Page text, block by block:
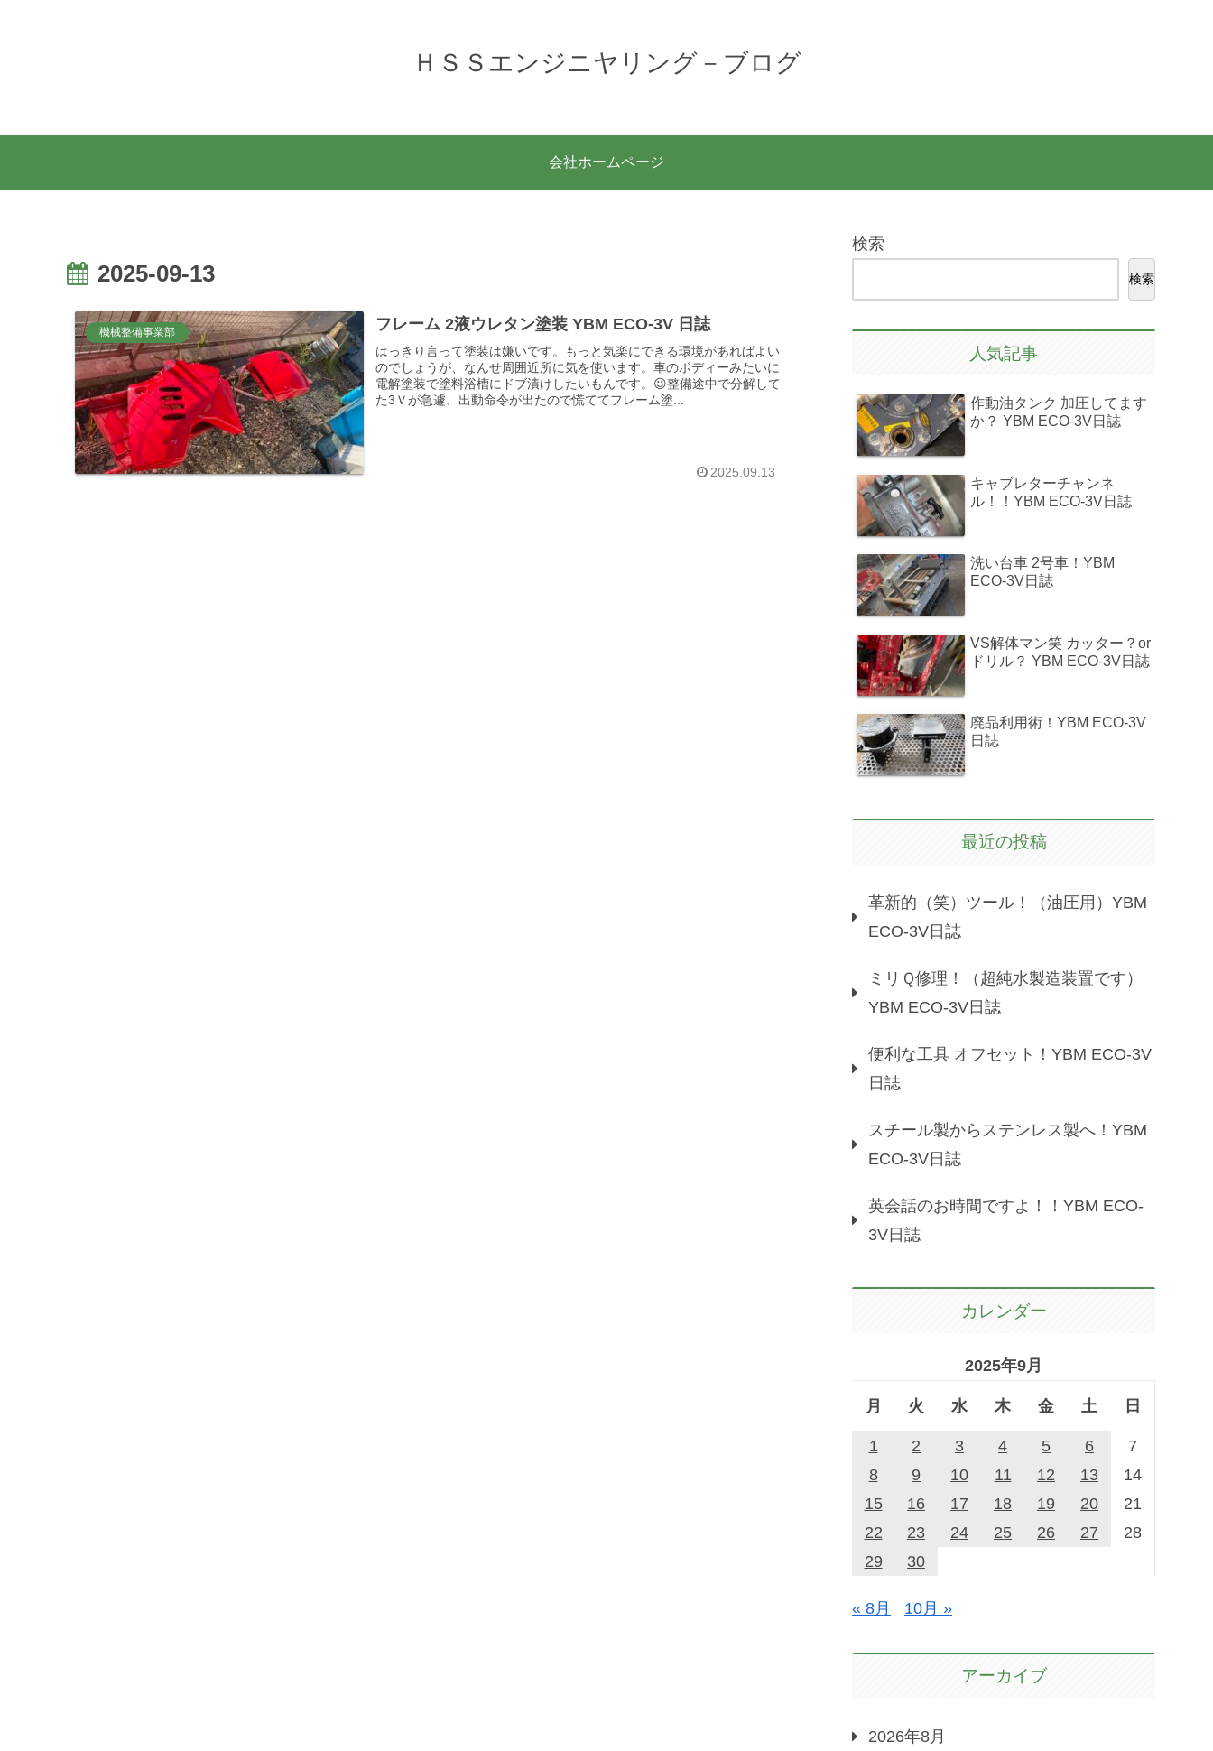
ＨＳＳエンジニヤリング－ブログ
会社ホームページ
2025-09-13
機械整備事業部 フレーム 2液ウレタン塗装 YBM ECO-3V 日誌
はっきり言って塗装は嫌いです。もっと気楽にできる環境があればよい
のでしょうが、なんせ周囲近所に気を使います。車のボディーみたいに
電解塗装で塗料浴槽にドブ漬けしたいもんです。😉整備途中で分解して
た3Ｖが急遽、出動命令が出たので慌ててフレーム塗...
2025.09.13
検索
検索
人気記事
作動油タンク 加圧してます
か？ YBM ECO-3V日誌
キャブレターチャンネ
ル！！YBM ECO-3V日誌
洗い台車 2号車！YBM
ECO-3V日誌
VS解体マン笑 カッター？or
ドリル？ YBM ECO-3V日誌
廃品利用術！YBM ECO-3V
日誌
最近の投稿
革新的（笑）ツール！（油圧用）YBM
ECO-3V日誌
ミリＱ修理！（超純水製造装置です）
YBM ECO-3V日誌
便利な工具 オフセット！YBM ECO-3V
日誌
スチール製からステンレス製へ！YBM
ECO-3V日誌
英会話のお時間ですよ！！YBM ECO-
3V日誌
カレンダー
2025年9月
月 火 水 木 金 土 日
1 2 3 4 5 6
7
8
9 10 11 12 13
14
15
16 17 18 19 20
21
22
23 24 25 26 27
28
29
30
« 8月 10月 »
アーカイブ
2026年8月